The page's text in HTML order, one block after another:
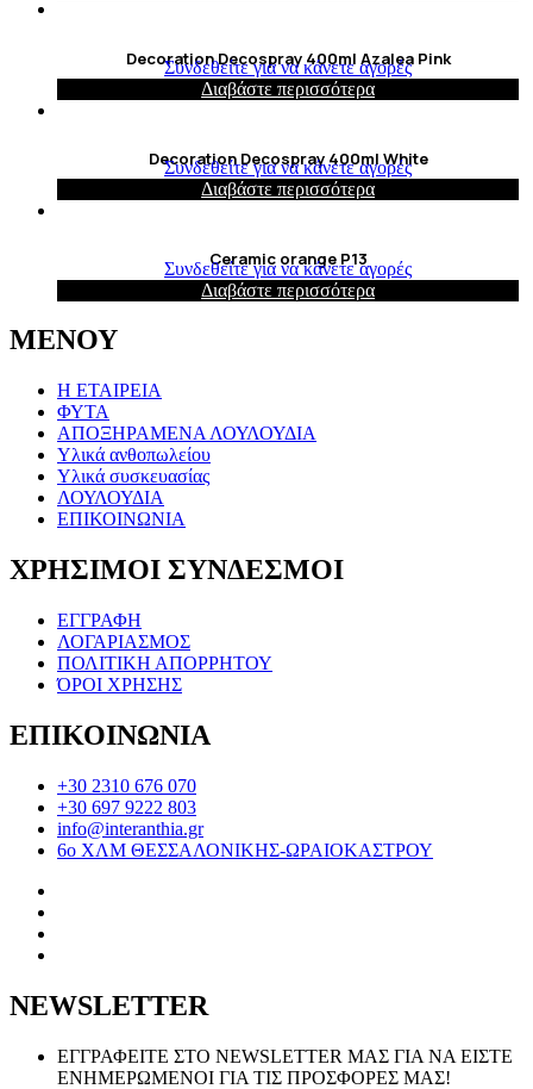
Decoration Decospray 400ml Azalea Pink
Συνδεθείτε για να κάνετε αγορές
Διαβάστε περισσότερα
Decoration Decospray 400ml White
Συνδεθείτε για να κάνετε αγορές
Διαβάστε περισσότερα
Ceramic orange P13
Συνδεθείτε για να κάνετε αγορές
Διαβάστε περισσότερα
ΜΕΝΟΥ
Η ΕΤΑΙΡΕΙΑ
ΦΥΤΑ
ΑΠΟΞΗΡΑΜΕΝΑ ΛΟΥΛΟΥΔΙΑ
Υλικά ανθοπωλείου
Υλικά συσκευασίας
ΛΟΥΛΟΥΔΙΑ
ΕΠΙΚΟΙΝΩΝΙΑ
ΧΡΗΣΙΜΟΙ ΣΥΝΔΕΣΜΟΙ
ΕΓΓΡΑΦΗ
ΛΟΓΑΡΙΑΣΜΟΣ
ΠΟΛΙΤΙΚΗ ΑΠΟΡΡΗΤΟΥ
ΌΡΟΙ ΧΡΗΣΗΣ
ΕΠΙΚΟΙΝΩΝΙΑ
+30 2310 676 070
+30 697 9222 803
info@interanthia.gr
6ο ΧΛΜ ΘΕΣΣΑΛΟΝΙΚΗΣ-ΩΡΑΙΟΚΑΣΤΡΟΥ
NEWSLETTER
ΕΓΓΡΑΦΕΙΤΕ ΣΤΟ NEWSLETTER ΜΑΣ ΓΙΑ ΝΑ ΕΙΣΤΕ
ΕΝΗΜΕΡΩΜΕΝΟΙ ΓΙΑ ΤΙΣ ΠΡΟΣΦΟΡΕΣ ΜΑΣ!